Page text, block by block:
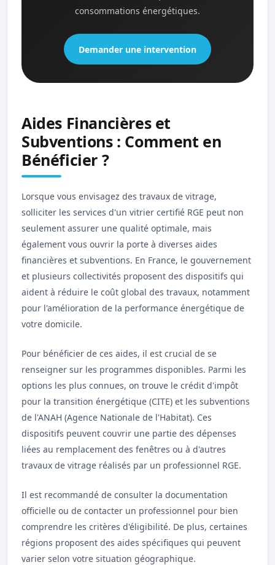
consommations énergétiques.
Demander une intervention
Aides Financières et
Subventions : Comment en
Bénéficier ?
Lorsque vous envisagez des travaux de vitrage,
solliciter les services d'un vitrier certifié RGE peut non
seulement assurer une qualité optimale, mais
également vous ouvrir la porte à diverses aides
financières et subventions. En France, le gouvernement
et plusieurs collectivités proposent des dispositifs qui
aident à réduire le coût global des travaux, notamment
pour l'amélioration de la performance énergétique de
votre domicile.
Pour bénéficier de ces aides, il est crucial de se
renseigner sur les programmes disponibles. Parmi les
options les plus connues, on trouve le crédit d'impôt
pour la transition énergétique (CITE) et les subventions
de l'ANAH (Agence Nationale de l'Habitat). Ces
dispositifs peuvent couvrir une partie des dépenses
liées au remplacement des fenêtres ou à d'autres
travaux de vitrage réalisés par un professionnel RGE.
Il est recommandé de consulter la documentation
officielle ou de contacter un professionnel pour bien
comprendre les critères d'éligibilité. De plus, certaines
régions proposent des aides spécifiques qui peuvent
varier selon votre situation géographique.